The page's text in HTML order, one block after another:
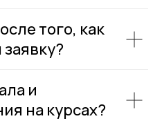
того, как
и
на курсах?